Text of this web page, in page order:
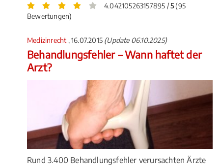
4.042105263157895 /5(95
Bewertungen)
Medizinrecht , 16.07.2015 (Update 06.10.2025)
Behandlungsfehler – Wann haftet der
Arzt?
Rund 3.400 Behandlungsfehler verursachten Ärzte